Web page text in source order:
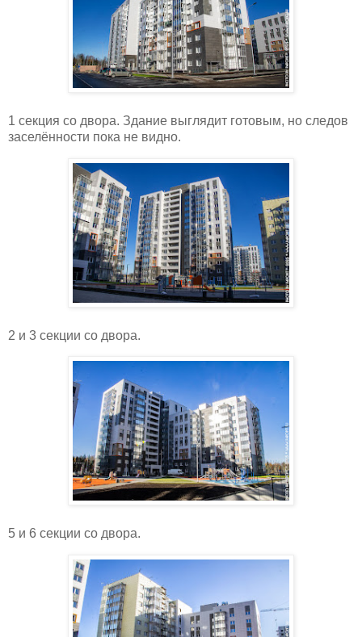
1 секция со двора. Здание выглядит готовым, но следов
заселённости пока не видно.
2 и 3 секции со двора.
5 и 6 секции со двора.